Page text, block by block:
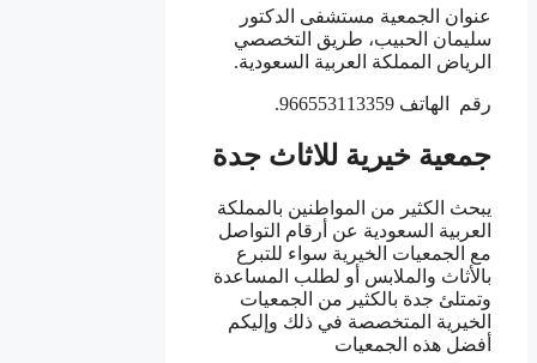
عنوان الجمعية مستشفى الدكتور
سليمان الحبيب، طريق التخصصي
الرياض المملكة العربية السعودية.
رقم الهاتف 966553113359.
جمعية خيرية للاثاث جدة
يبحث الكثير من المواطنين بالمملكة
العربية السعودية عن أرقام التواصل
مع الجمعيات الخيرية سواء للتبرع
بالأثاث والملابس أو لطلب المساعدة
وتمتلئ جدة بالكثير من الجمعيات
الخيرية المتخصصة في ذلك وإليكم
أفضل هذه الجمعيات